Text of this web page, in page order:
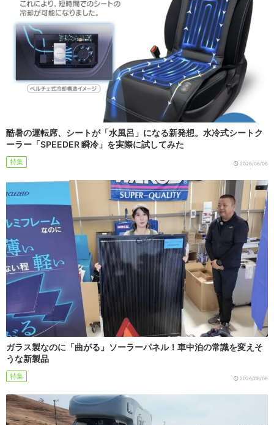
酷暑の運転席、シートが「水風呂」になる新発想。水冷式シートク
ーラー「SPEEDER 瞬冷」を実際に試してみた
特集 2026/08/06
ガラス製なのに「曲がる」ソーラーパネル！車中泊の常識を変えそ
うな新製品
特集 2026/08/06